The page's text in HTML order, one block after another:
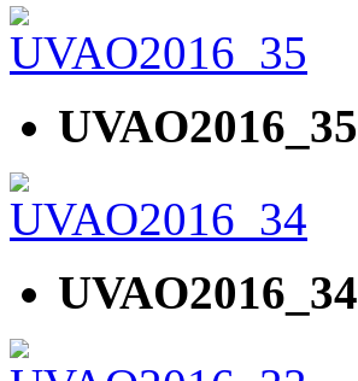
UVAO2016_35
UVAO2016_34